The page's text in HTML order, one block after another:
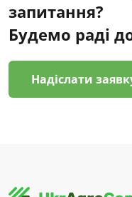
запитання?
Будемо раді
Надіслати